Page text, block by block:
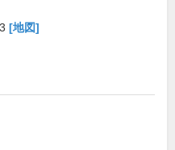
[地図]